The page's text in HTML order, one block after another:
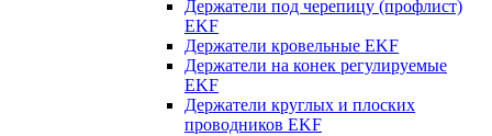
Держатели под черепицу (профлист)
EKF
Держатели кровельные EKF
Держатели на конек регулируемые
EKF
Держатели круглых и плоских
проводников EKF